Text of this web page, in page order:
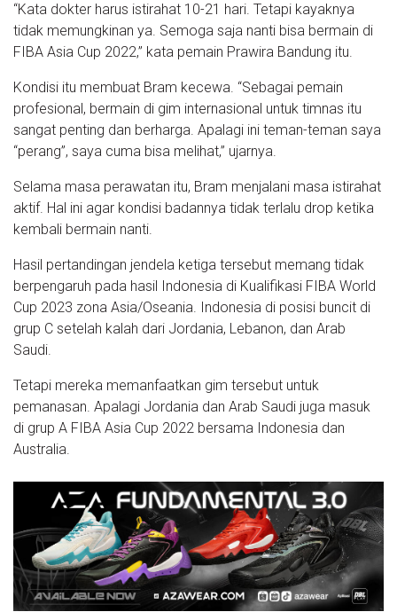
“Kata dokter harus istirahat 10-21 hari. Tetapi kayaknya
tidak memungkinan ya. Semoga saja nanti bisa bermain di
FIBA Asia Cup 2022,” kata pemain Prawira Bandung itu.
Kondisi itu membuat Bram kecewa. “Sebagai pemain
profesional, bermain di gim internasional untuk timnas itu
sangat penting dan berharga. Apalagi ini teman-teman saya
“perang”, saya cuma bisa melihat,” ujarnya.
Selama masa perawatan itu, Bram menjalani masa istirahat
aktif. Hal ini agar kondisi badannya tidak terlalu drop ketika
kembali bermain nanti.
Hasil pertandingan jendela ketiga tersebut memang tidak
berpengaruh pada hasil Indonesia di Kualifikasi FIBA World
Cup 2023 zona Asia/Oseania. Indonesia di posisi buncit di
grup C setelah kalah dari Jordania, Lebanon, dan Arab
Saudi.
Tetapi mereka memanfaatkan gim tersebut untuk
pemanasan. Apalagi Jordania dan Arab Saudi juga masuk
di grup A FIBA Asia Cup 2022 bersama Indonesia dan
Australia.